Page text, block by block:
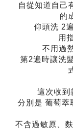
自從知道自己
的
仰頭洗 2
用
不用過
第2遍時讓洗
這次收到
分別是 葡萄萃
不含過敏原、麩